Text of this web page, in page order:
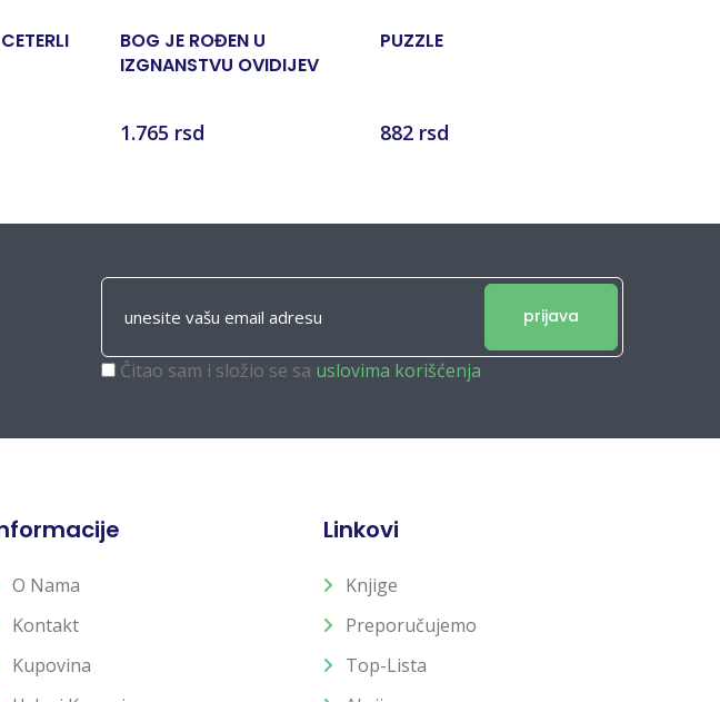
BOG JE ROĐEN U
IZGNANSTVU OVIDIJEV
1.765 rsd
PUZZLE
882 rsd
prijava
Čitao sam i složio se sa uslovima korišćenja
O Nama
Kontakt
Kupovina
Linkovi
Knjige
Preporučujemo
Top-Lista